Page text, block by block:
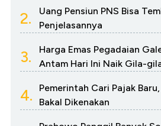
2.
Uang Pensiun PNS Bisa
Penjelasannya
3.
Harga Emas Pegadaian
Antam Hari Ini Naik Gila-
4.
Pemerintah Cari Pajak
Bakal Dikenakan